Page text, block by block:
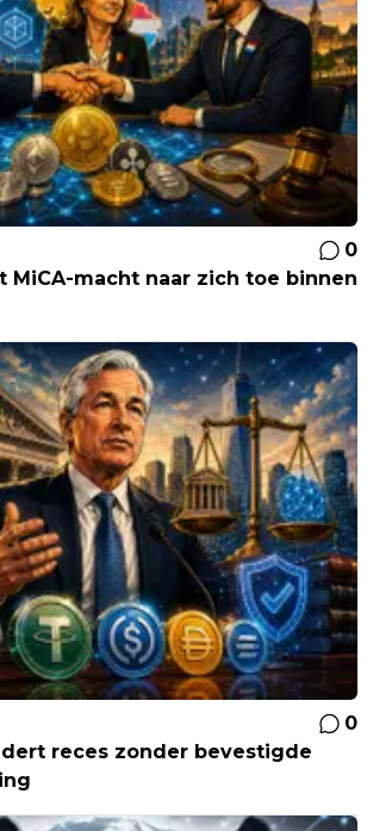
0
MiCA-macht naar zich toe binnen
0
reces zonder bevestigde